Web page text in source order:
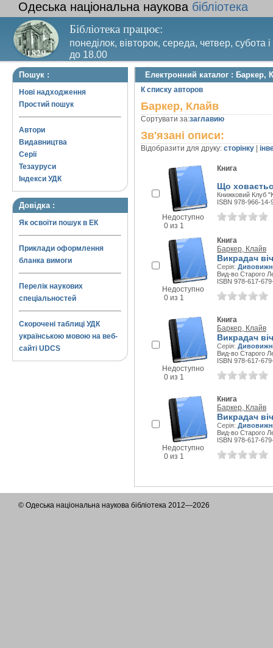
Одеська національна наукова бібліотека
Бібліотека працює:
понеділок, вівторок, середа, четвер, субота
до 18.00
Вихідний день – п’ятниця. Останній четвер
Пошук :
Нові надходження
Простий пошук
Автори
Видавництва
Серії
Тезауруси
Індекси УДК
Довідка :
Як освоїти пошук в ЕК
Приклади оформлення
бланка вимоги
Перелік наукових
спеціальностей
Скорочені таблиці УДК
українською мовою на веб-
сайті UDCS
Електронний каталог : Баркер,
К списку авторов
Баркер, Клайв
Сортувати за:заглавию
Зв'язані описи:
Відобразити для друку: сторінку
Недоступно
0 из 1
Книга
Що
Книжковий Клуб
ISBN 978-966-14-
Недоступно
0 из 1
Книга
Баркер, Клайв
Викрадач
Серія:
Вид-во Старого
ISBN 978-617-
Недоступно
0 из 1
Книга
Баркер, Клайв
Викрадач
Серія:
Вид-во Старого
ISBN 978-617-
Недоступно
0 из 1
Книга
Баркер, Клайв
Викрадач
Серія:
Вид-во Старого
ISBN 978-617-
© Одеська національна наукова бібліотека 2012—2026